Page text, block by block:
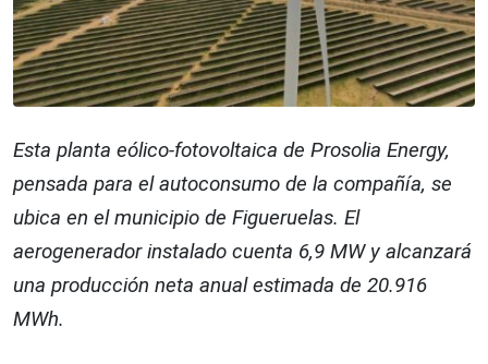
Esta planta eólico-fotovoltaica de Prosolia Energy,
pensada para el autoconsumo de la compañía, se
ubica en el municipio de Figueruelas. El
aerogenerador instalado cuenta 6,9 MW y alcanzará
una producción neta anual estimada de 20.916
MWh.